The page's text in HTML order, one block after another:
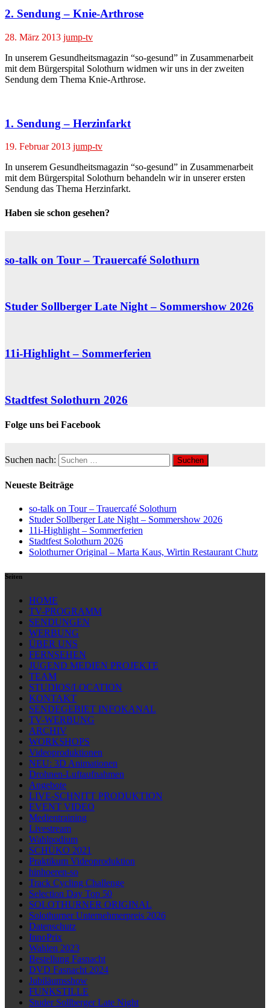
2. Sendung – Knie-Arthrose
28. März 2013 jump-tv
In unserem Gesundheitsmagazin “so-gesund” in Zusammenarbeit
mit dem Bürgerspital Solothurn widmen wir uns in der zweiten
Sendung dem Thema Knie-Arthrose.
1. Sendung – Herzinfarkt
19. Februar 2013 jump-tv
In unserem Gesundheitsmagazin “so-gesund” in Zusammenarbeit
mit dem Bürgerspital Solothurn behandeln wir in unserer ersten
Sendung das Thema Herzinfarkt.
Haben sie schon gesehen?
so-talk on Tour – Trauercafé Solothurn
Studer Sollberger Late Night – Sommershow 2026
11i-Highlight – Sommerferien
Stadtfest Solothurn 2026
Folge uns bei Facebook
Suchen nach:
Neueste Beiträge
so-talk on Tour – Trauercafé Solothurn
Studer Sollberger Late Night – Sommershow 2026
11i-Highlight – Sommerferien
Stadtfest Solothurn 2026
Solothurner Original – Marta Kaus, Wirtin Restaurant Chutz
Seiten
HOME
TV-PROGRAMM
SENDUNGEN
WERBUNG
ÜBER UNS
FERNSEHEN
JUGEND MEDIEN PROJEKTE
TEAM
STUDIOS/LOCATION
KONTAKT
SENDEGEBIET INFOKANAL
TV-WERBUNG
ARCHIV
WORKSHOPS
Videoproduktionen
NEU: 3D Animationen
Drohnen-Luftaufnahmen
Angebote
LIVE-SCHNITT PRODUKTION
EVENT VIDEO
Medientraining
Livestream
Wahlpodium
SCHÜKO 2021
Praktikum Videoproduktion
hinhoeren-so
Track Cycling Challenge
Selection Day Top 50
SOLOTHURNER ORIGINAL
Solothurner Unternehmerpreis 2026
Datenschutz
InnoPrix
Wahlen 2023
Bestellung Fasnacht
DVD Fasnacht 2024
Jubiläumsshow
FUNKSTILLE
Studer Sollberger Late Night